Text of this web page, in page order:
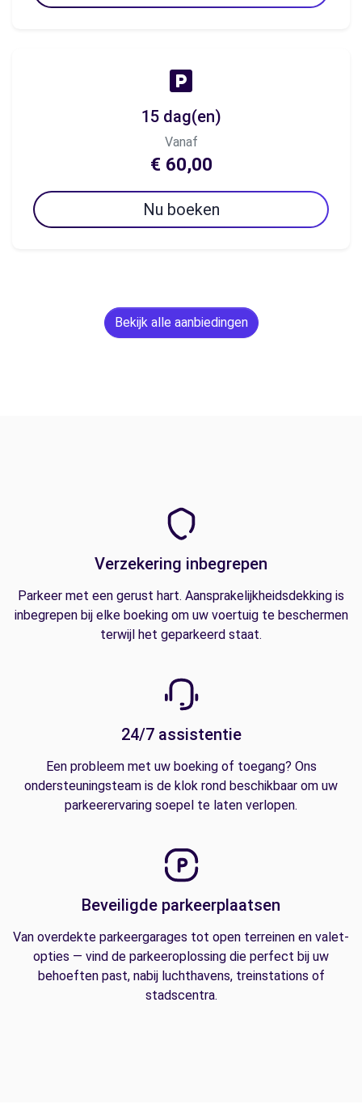
15 dag(en)
Vanaf
€ 60,00
Nu boeken
Bekijk alle aanbiedingen
Verzekering inbegrepen
Parkeer met een gerust hart. Aansprakelijkheidsdekking is
inbegrepen bij elke boeking om uw voertuig te beschermen
terwijl het geparkeerd staat.
24/7 assistentie
Een probleem met uw boeking of toegang? Ons
ondersteuningsteam is de klok rond beschikbaar om uw
parkeerervaring soepel te laten verlopen.
Beveiligde parkeerplaatsen
Van overdekte parkeergarages tot open terreinen en valet-
opties — vind de parkeeroplossing die perfect bij uw
behoeften past, nabij luchthavens, treinstations of
stadscentra.